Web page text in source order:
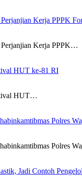
Kerja PPPK
Perjanjian Kerja PPPK…
HUT ke-81 RI
HUT…
Polres
Polres
Jadi Contoh